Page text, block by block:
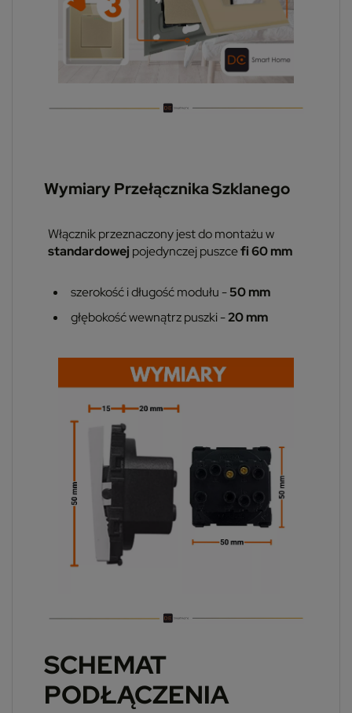
Wymiary Przełącznika Szklanego
Włącznik przeznaczony jest do montażu w
standardowej pojedynczej puszcefi 60 mm
szerokość i długość modułu -50 mm
głębokość wewnątrz puszki -20 mm
SCHEMAT
PODŁĄCZENIA